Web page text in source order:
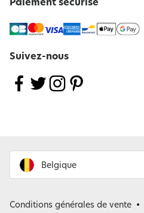
Paiement sécurisé
Suivez-nous
Belgique
Conditions générales de vente